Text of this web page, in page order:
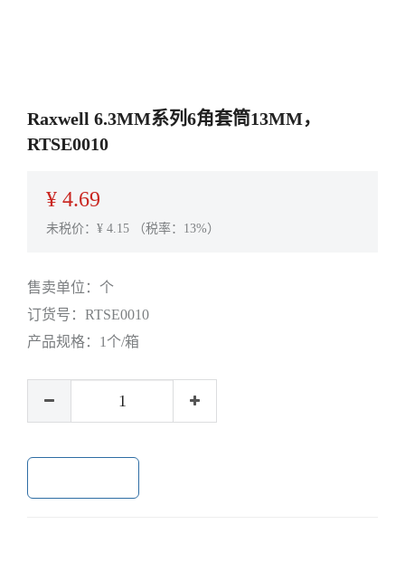
Raxwell 6.3MM系列6角套筒13MM，
RTSE0010
¥ 4.69
未税价：¥ 4.15 （税率：13%）
售卖单位： 个
订货号： RTSE0010
产品规格： 1个/箱